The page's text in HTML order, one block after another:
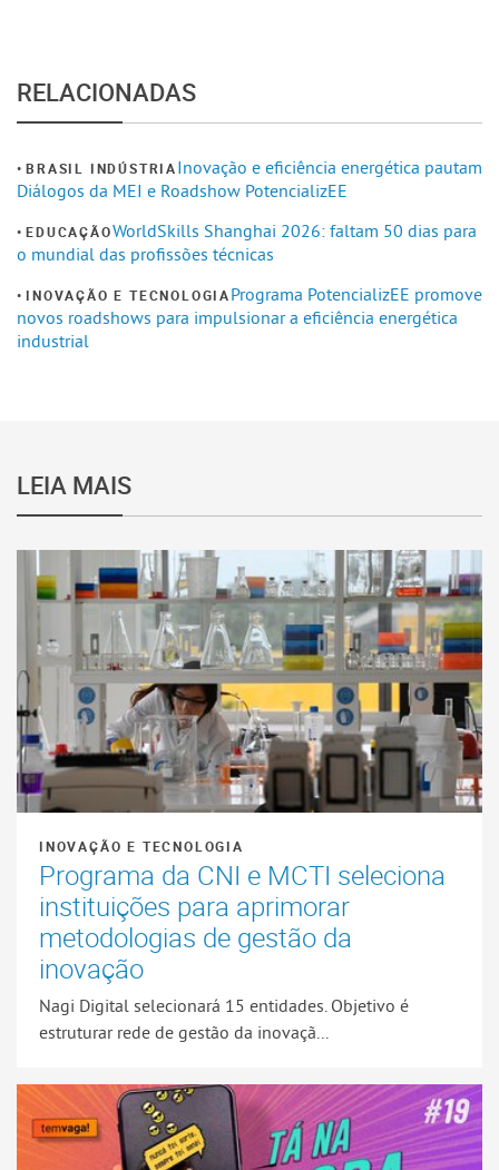
RELACIONADAS
BRASIL INDÚSTRIAInovação e eficiência energética pautam
Diálogos da MEI e Roadshow PotencializEE
EDUCAÇÃOWorldSkills Shanghai 2026: faltam 50 dias para
o mundial das profissões técnicas
INOVAÇÃO E TECNOLOGIAPrograma PotencializEE promove
novos roadshows para impulsionar a eficiência energética
industrial
LEIA MAIS
INOVAÇÃO E TECNOLOGIA
Programa da CNI e MCTI seleciona
instituições para aprimorar
metodologias de gestão da
inovação
Nagi Digital selecionará 15 entidades. Objetivo é
estruturar rede de gestão da inovaçã...